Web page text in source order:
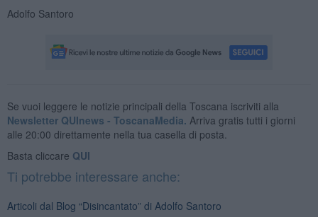
Adolfo Santoro
Se vuoi leggere le notizie principali della Toscana iscriviti alla
Newsletter QUInews - ToscanaMedia. Arriva gratis tutti i giorni
alle 20:00 direttamente nella tua casella di posta.
Basta cliccare QUI
Ti potrebbe interessare anche:
Articoli dal Blog “Disincantato” di Adolfo Santoro